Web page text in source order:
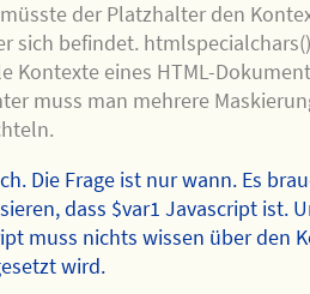
der Platzhalter den
sich befindet.
Kontexte eines HTML-
muss man mehrere
Die Frage ist nur wann. Es
dass $var1 Javascript ist.
muss nichts wissen über den
wird.